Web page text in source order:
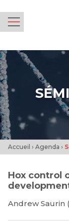
Accueil › Agenda ›
Hox control
Andrew Saurin